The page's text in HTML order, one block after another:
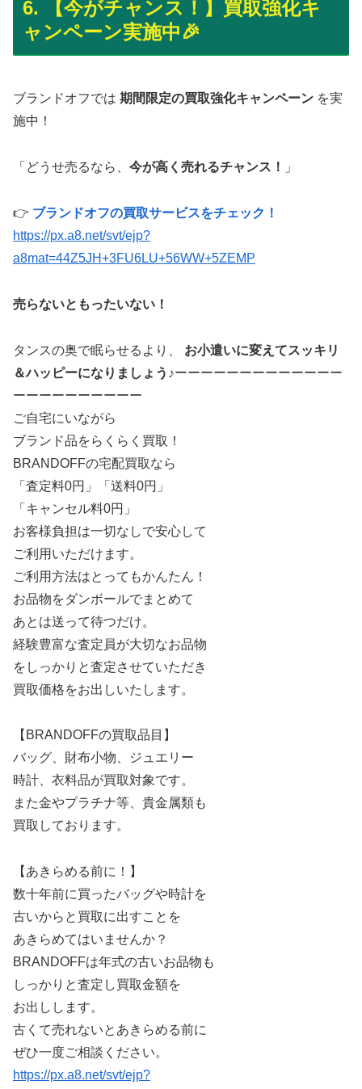
6. 【今がチャンス！】買取強化キ
ャンペーン実施中🎉
ブランドオフでは 期間限定の買取強化キャンペーン を実
施中！
「どうせ売るなら、 今が高く売れるチャンス！ 」
👉 ブランドオフの買取サービスをチェック！
https://px.a8.net/svt/ejp?
a8mat=44Z5JH+3FU6LU+56WW+5ZEMP
売らないともったいない！
タンスの奥で眠らせるより、 お小遣いに変えてスッキリ
＆ハッピーになりましょう♪ーーーーーーーーーーーーー
ーーーーーーーーーー
ご自宅にいながら
ブランド品をらくらく買取！
BRANDOFFの宅配買取なら
「査定料0円」「送料0円」
「キャンセル料0円」
お客様負担は一切なしで安心して
ご利用いただけます。
ご利用方法はとってもかんたん！
お品物をダンボールでまとめて
あとは送って待つだけ。
経験豊富な査定員が大切なお品物
をしっかりと査定させていただき
買取価格をお出しいたします。
【BRANDOFFの買取品目】
バッグ、財布小物、ジュエリー
時計、衣料品が買取対象です。
また金やプラチナ等、貴金属類も
買取しております。
【あきらめる前に！】
数十年前に買ったバッグや時計を
古いからと買取に出すことを
あきらめてはいませんか？
BRANDOFFは年式の古いお品物も
しっかりと査定し買取金額を
お出しします。
古くて売れないとあきらめる前に
ぜひ一度ご相談ください。
https://px.a8.net/svt/ejp?